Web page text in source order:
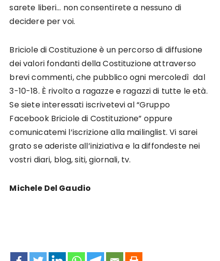
sarete liberi… non consentirete a nessuno di
decidere per voi.
Briciole di Costituzione è un percorso di diffusione
dei valori fondanti della Costituzione attraverso
brevi commenti, che pubblico ogni mercoledì dal
3-10-18. È rivolto a ragazze e ragazzi di tutte le età.
Se siete interessati iscrivetevi al “Gruppo
Facebook Briciole di Costituzione” oppure
comunicatemi l’iscrizione alla mailinglist. Vi sarei
grato se aderiste all’iniziativa e la diffondeste nei
vostri diari, blog, siti, giornali, tv.
Michele Del Gaudio